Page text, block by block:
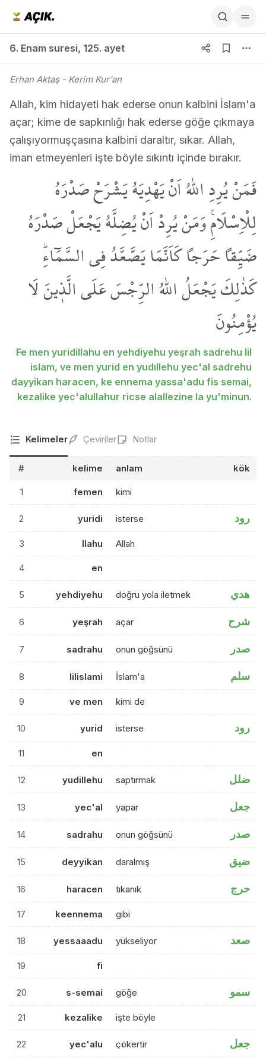
6. Enam suresi, 125. ayet
Erhan Aktaş- Kerim Kur'an
Allah, kim hidayeti hak ederse onun kalbini İslam'a
açar; kime de sapkınlığı hak ederse göğe çıkmaya
çalışıyormuşçasına kalbini daraltır, sıkar. Allah,
iman etmeyenleri işte böyle sıkıntı içinde bırakır.
فَمَنْ يُرِدِ اللّٰهُ اَنْ يَهْدِيَهُ يَشْرَحْ صَدْرَهُ
لِلْاِسْلَامِۚ وَمَنْ يُرِدْ اَنْ يُضِلَّهُ يَجْعَلْ صَدْرَهُ
ضَيِّقاً حَرَجاً كَاَنَّمَا يَصَّعَّدُ فِي السَّمَٓاءِۜ
كَذٰلِكَ يَجْعَلُ اللّٰهُ الرِّجْسَ عَلَى الَّذ۪ينَ لَا
يُؤْمِنُونَ
Fe men yuridillahu en yehdiyehu yeşrah sadrehu lil
islam, ve men yurid en yudıllehu yec'al sadrehu
dayyikan haracen, ke ennema yassa'adu fis semai,
kezalike yec'alullahur ricse alallezine la yu'minun.
Kelimeler Çeviriler Notlar
# kelime anlam kök
1 femen kimi
2 yuridi isterse رود
3 llahu Allah
4 en
5 yehdiyehu doğru yola iletmek هدي
6 yeşrah açar شرح
7 sadrahu onun göğsünü صدر
8 lilislami İslam'a سلم
9 ve men kimi de
10 yurid isterse رود
11 en
12 yudillehu saptırmak ضلل
13 yec'al yapar جعل
14 sadrahu onun göğsünü صدر
15 deyyikan daralmış ضيق
16 haracen tıkanık حرج
17 keennema gibi
18 yessaaadu yükseliyor صعد
19 fi
20 s-semai göğe سمو
21 kezalike işte böyle
22 yec'alu çökertir جعل